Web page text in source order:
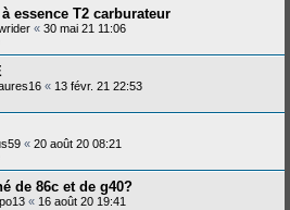
essence T2 carburateur
« 30 mai 21 11:06
« 13 févr. 21 22:53
« 20 août 20 08:21
de 86c et de g40?
« 16 août 20 19:41